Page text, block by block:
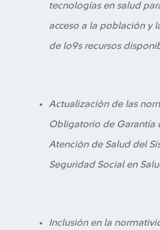
tecnologías en salud
acceso a la población y
de lo9s recursos
Actualización de las
Obligatorio de Garantía
Atención de Salud del
Seguridad Social en
Inclusión en la